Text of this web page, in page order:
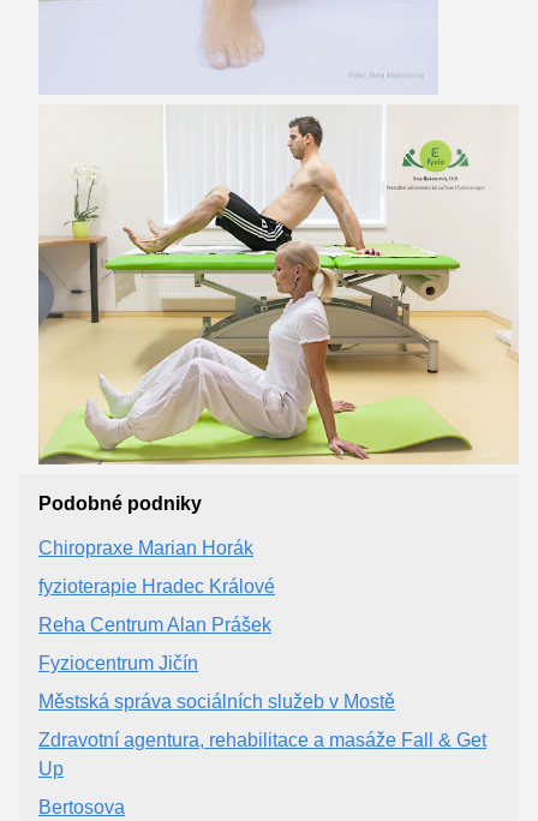
Podobné podniky
Chiropraxe Marian Horák
fyzioterapie Hradec Králové
Reha Centrum Alan Prášek
Fyziocentrum Jičín
Městská správa sociálních služeb v Mostě
Zdravotní agentura, rehabilitace a masáže Fall & Get
Up
Bertosova